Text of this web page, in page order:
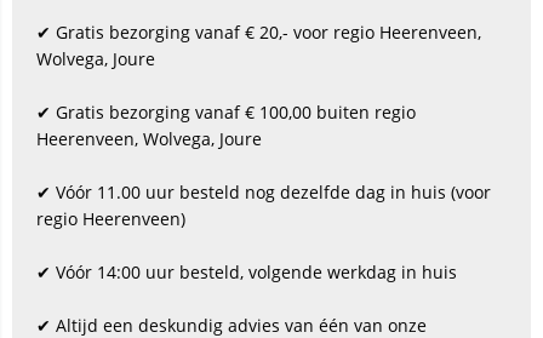
✔ Gratis bezorging vanaf € 20,- voor regio Heerenveen,
Wolvega, Joure
✔ Gratis bezorging vanaf € 100,00 buiten regio
Heerenveen, Wolvega, Joure
✔ Vóór 11.00 uur besteld nog dezelfde dag in huis (voor
regio Heerenveen)
✔ Vóór 14:00 uur besteld, volgende werkdag in huis
✔ Altijd een deskundig advies van één van onze